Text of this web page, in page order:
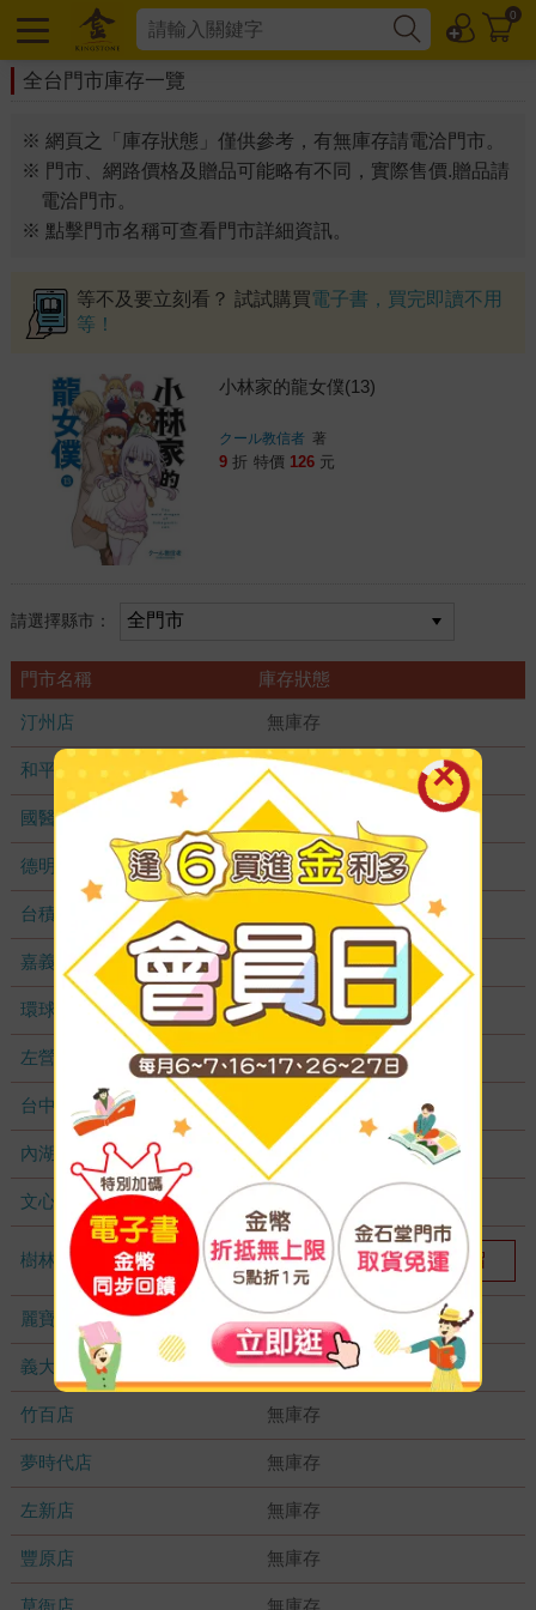
0
全台門市庫存一覽
※ 網頁之「庫存狀態」僅供參考，有無庫存請電洽門市。
※ 門市、網路價格及贈品可能略有不同，實際售價.贈品請
電洽門市。
※ 點擊門市名稱可查看門市詳細資訊。
等不及要立刻看？ 試試購買電子書，買完即讀不用
等！
小林家的龍女僕(13)
クール教信者 著
9 折 特價 126 元
請選擇縣市：
門市名稱 庫存狀態
汀州店 無庫存
和平店 無庫存
國醫加盟店 無庫存
德明加盟店 無庫存
台積店
嘉義耐斯店 無庫存
環球店 無庫存
左營店 無庫存
台中秀泰店 無庫存
內湖大潤發 無庫存
文心店 無庫存
樹林店 1 我要預留
麗寶店 無庫存
義大店 無庫存
竹百店 無庫存
夢時代店 無庫存
左新店 無庫存
豐原店 無庫存